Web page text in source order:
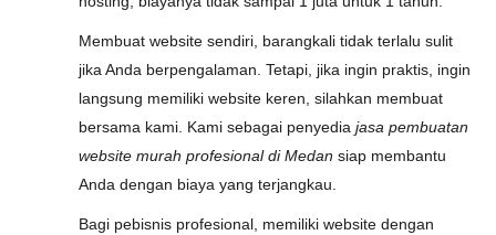
Membuat website sendiri, barangkali tidak terlalu sulit
jika Anda berpengalaman. Tetapi, jika ingin praktis, ingin
langsung memiliki website keren, silahkan membuat
bersama kami. Kami sebagai penyedia jasa pembuatan
website murah profesional di Medan siap membantu
Anda dengan biaya yang terjangkau.
Bagi pebisnis profesional, memiliki website dengan